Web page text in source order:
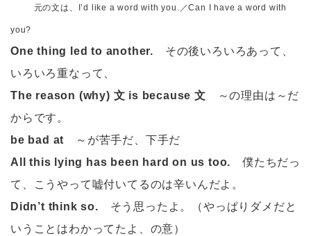
元の文は、I’d like a word with you.／Can I have a word with
you?
One thing led to another. その後いろいろあって、
いろいろ重なって、
The reason (why) 文 is because 文 ～の理由は～だ
からです。
be bad at ～が苦手だ、下手だ
All this lying has been hard on us too. 僕たちだっ
て、こうやって嘘付いてるのは辛いんだよ。
Didn’t think so. そう思ったよ。（やっぱりダメだと
いうことはわかってたよ、の意）